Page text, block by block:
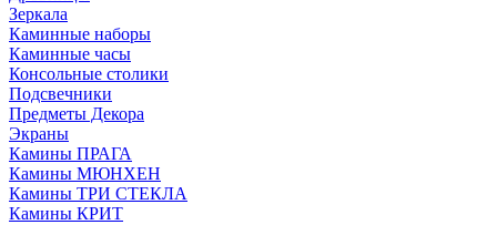
Зеркала
Каминные наборы
Каминные часы
Консольные столики
Подсвечники
Предметы Декора
Экраны
Камины ПРАГА
Камины МЮНХЕН
Камины ТРИ СТЕКЛА
Камины КРИТ